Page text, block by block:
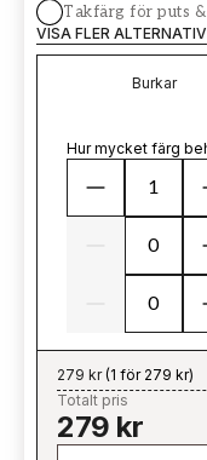
Takfärg för puts
VISA FLER ALTERNATIV
Burkar
Hur mycket färg
279 kr(1 för 279 kr)
Totalt pris
279 kr